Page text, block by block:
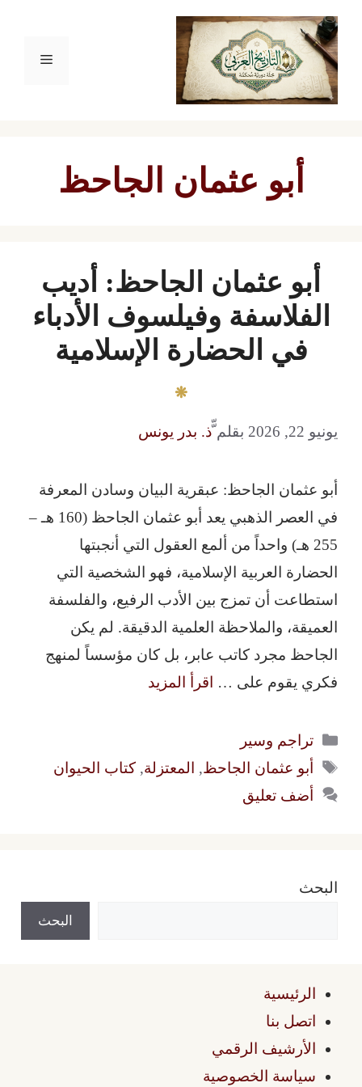
انتقل
المحتوى
القائمة
أبو عثمان الجاحظ
أبو عثمان الجاحظ: أديب
الفلاسفة وفيلسوف الأدباء
في الحضارة الإسلامية
يونيو 22, 2026 بقلمّّذ. بدر يونس
أبو عثمان الجاحظ: عبقرية البيان وسادن المعرفة
في العصر الذهبي يعد أبو عثمان الجاحظ (160 هـ –
255 هـ) واحداً من ألمع العقول التي أنجبتها
الحضارة العربية الإسلامية، فهو الشخصية التي
استطاعت أن تمزج بين الأدب الرفيع، والفلسفة
العميقة، والملاحظة العلمية الدقيقة. لم يكن
الجاحظ مجرد كاتب عابر، بل كان مؤسساً لمنهج
فكري يقوم على … اقرأ المزيد
التصنيفات
تراجم وسير
الوسوم
أبو عثمان الجاحظ, المعتزلة,كتاب الحيوان
أضف تعليق
البحث
البحث
الرئيسية
اتصل بنا
الأرشيف الرقمي
سياسة الخصوصية